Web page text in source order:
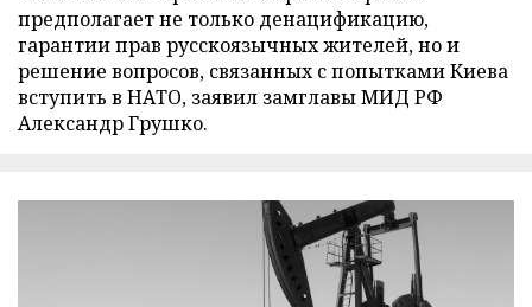
предполагает не только денацификацию,
гарантии прав русскоязычных жителей, но и
решение вопросов, связанных с попытками Киева
вступить в НАТО, заявил замглавы МИД РФ
Александр Грушко.